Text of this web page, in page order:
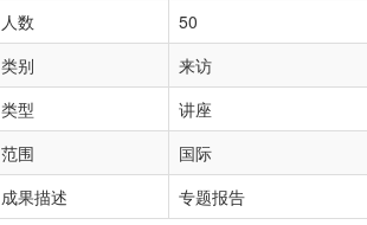
人数
50
类别
来访
类型
讲座
范围
国际
成果描述
专题报告